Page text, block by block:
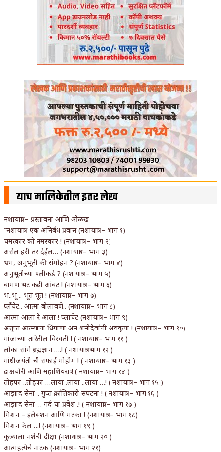
याच मालिकेतील इतर लेख
नशायात्रा – प्रस्तावना आणि ओळख
“नशायात्रा” एक अनिर्बंध प्रवास (नशायात्रा – भाग १)
चमत्कार को नमस्कार ! (नशायात्रा – भाग २)
असेल हरी तर देईल… (नशायात्रा – भाग ३)
भ्रम, अनुभूती की संमोहन ? (नशायात्रा – भाग ४)
अनुभूतीच्या पलीकडे ? (नशायात्रा – भाग ५)
बामण भट कढी आंबट ! (नशायात्रा – भाग ६)
भ..भू .. भूत भूत ! (नशायात्रा – भाग ७)
प्लँचेट.. आत्मा बोलावणे.. (नशायात्रा – भाग ८)
आत्मा आला रे आला ! प्लांचेट (नशायात्रा – भाग ९)
अतृप्त आत्म्यांचा धिंगाणा अन शनीदेवांची अवकृपा ! (नशायात्रा – भाग १०)
गांजाच्या तारेतील विरक्ती ! ( नशायात्रा – भाग ११ )
लोका सांगे ब्रह्मज्ञान ….! ( नशायात्रा भाग १२ )
गांधीजयंती ची सफाई मोहीम ! ( नशायात्रा – भाग १३ )
द्राक्षचोरी आणि महाशिवरात्र ! ( नशायात्रा – भाग १४ )
तोहफा ..तोहफा …लाया .लाया ..लाया …! ( नशायात्रा – भाग १५ )
आझाद सेना .. गुप्त क्रांतिकारी संघटना ! ( नशायात्रा – भाग १६ )
आझाद सेना … गर्द चा प्रवेश .! ( नशायात्रा – भाग १७ )
मिशन – इलेक्शन आणि मटका ! (नशायात्रा – भाग १८)
मिशन फेल …! (नशायात्रा – भाग १९ )
कुत्र्याला नशेची दीक्षा (नशायात्रा – भाग २० )
आत्महत्येचे नाटक (नशायात्रा – भाग २१)